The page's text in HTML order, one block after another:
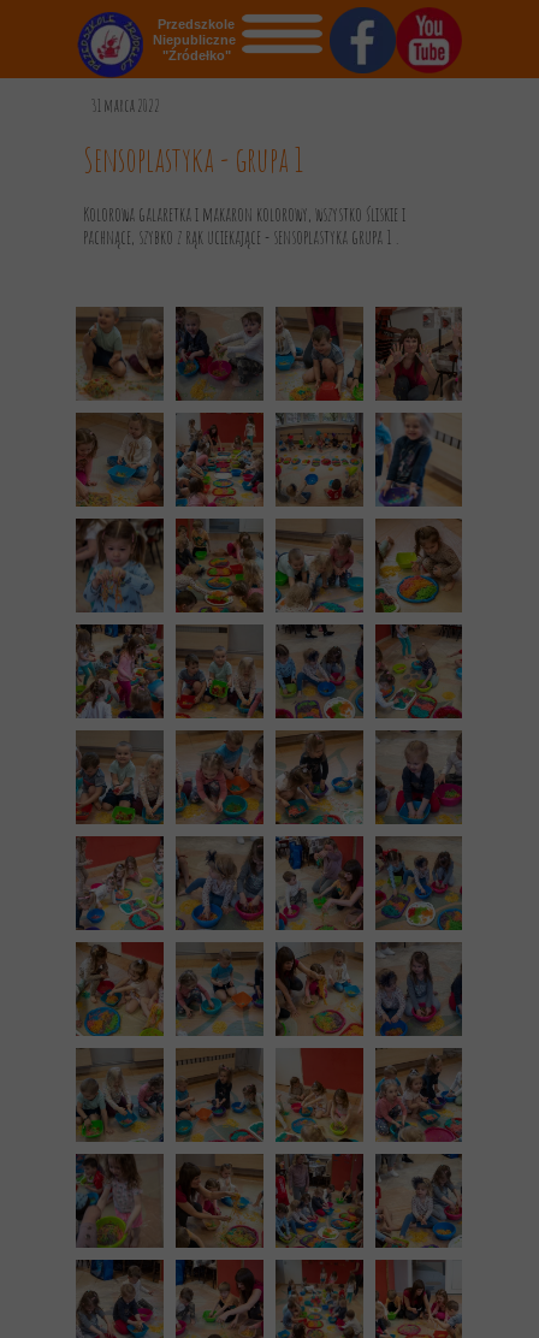
STRONA GŁÓWNA
OGŁOSZENIA
REKRUTACJA
GALERIA
KONTAKT
DOKUMENTY
Przedszkole
Niepubliczne
"Źródełko"
31 marca 2022
Sensoplastyka - grupa 1
Kolorowa galaretka i makaron kolorowy, wszystko śliskie i
pachnące, szybko z rąk uciekające - sensoplastyka grupa 1 .